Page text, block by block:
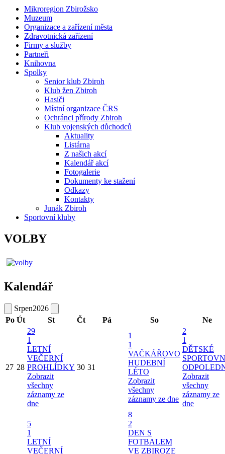
Mikroregion Zbirožsko
Muzeum
Organizace a zařízení města
Zdravotnická zařízení
Firmy a služby
Partneři
Knihovna
Spolky
Senior klub Zbiroh
Klub žen Zbiroh
Hasiči
Místní organizace ČRS
Ochránci přírody Zbiroh
Klub vojenských důchodců
Aktuality
Listárna
Z našich akcí
Kalendář akcí
Fotogalerie
Dokumenty ke stažení
Odkazy
Kontakty
Junák Zbiroh
Sportovní kluby
VOLBY
Kalendář
Srpen2026
Po Út St Čt Pá So Ne
27 28
29
1
LETNÍ
VEČERNÍ
PROHLÍDKY
Zobrazit
všechny
záznamy ze
dne
30 31
1
1
VAČKÁŘOVO
HUDEBNÍ
LÉTO
Zobrazit
všechny
záznamy ze dne
2
1
DĚTSKÉ
Zobrazit
všechny
záznamy ze
dne
5
1
LETNÍ
VEČERNÍ
8
2
DEN S
FOTBALEM
VE ZBIROZE